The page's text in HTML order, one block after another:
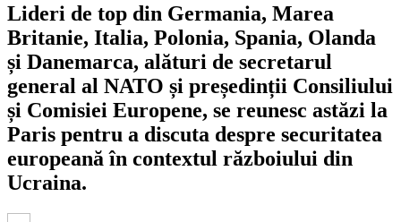
Lideri de top din Germania, Marea
Britanie, Italia, Polonia, Spania, Olanda
și Danemarca, alături de secretarul
general al NATO și președinții Consiliului
și Comisiei Europene, se reunesc astăzi la
Paris pentru a discuta despre securitatea
europeană în contextul războiului din
Ucraina.